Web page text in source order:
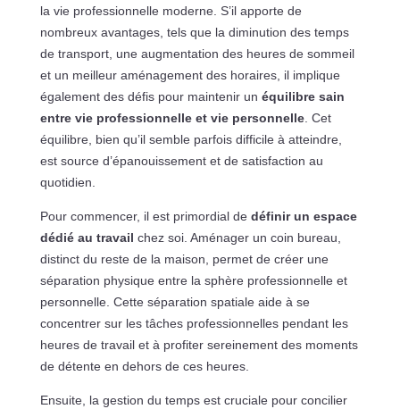
la vie professionnelle moderne. S’il apporte de
nombreux avantages, tels que la diminution des temps
de transport, une augmentation des heures de sommeil
et un meilleur aménagement des horaires, il implique
également des défis pour maintenir un équilibre sain
entre vie professionnelle et vie personnelle. Cet
équilibre, bien qu’il semble parfois difficile à atteindre,
est source d’épanouissement et de satisfaction au
quotidien.
Pour commencer, il est primordial de définir un espace
dédié au travail chez soi. Aménager un coin bureau,
distinct du reste de la maison, permet de créer une
séparation physique entre la sphère professionnelle et
personnelle. Cette séparation spatiale aide à se
concentrer sur les tâches professionnelles pendant les
heures de travail et à profiter sereinement des moments
de détente en dehors de ces heures.
Ensuite, la gestion du temps est cruciale pour concilier